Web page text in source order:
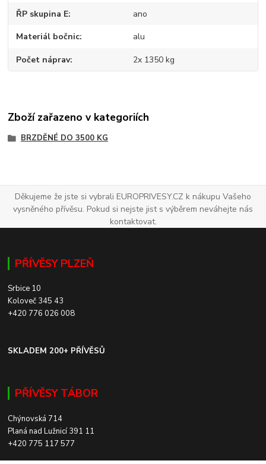
ŘP skupina E ano
Materiál bočnic alu
Počet náprav 2x 1350 kg
Zboží zařazeno v kategoriích
BRZDĚNÉ DO 3500 KG
Děkujeme že jste si vybrali EUROPRIVESY.CZ k nákupu Vašeho
vysněného přívěsu. Pokud si nejste jist s výběrem neváhejte nás
kontaktovat.
PŘÍVĚSY PLZEŇ
Srbice 10
Koloveč 345 43
+420 776 026 008
SKLADEM 200+ PŘÍVĚSŮ
PŘÍVĚSY TÁBOR
Chýnovská 714
Planá nad Lužnicí 391 11
+420 775 117 577